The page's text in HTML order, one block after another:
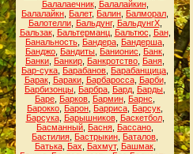
Балалаечник, Балалайкин,
Балалайкн Балет, Балин Балморал
Балотелли, Бальдунг, БальдунгХ,
Бальзак, Бальтерманц, Бальтюс Бан,
Банальность Бандера Бандерша
Банджо Бандиты Банионис Банк
Банки Банкир Банкротство Баня
Бар-сука Барабанов Барабанщица
Барак, Бараки, Барбаросса, Барби,
Барбизонцы Барбра Бард Барды
Баре Барков Бармин Барнс
Барокко Барон Барриса Барсук
Барсука, Барышников, Баскетбол,
Басманный Басня Бассано
Бастилия Бастрыкин Баталов
Батька, Бах Бахмут, Башмак,